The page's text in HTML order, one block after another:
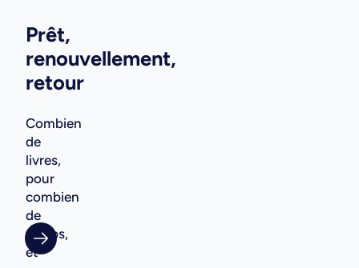
Prêt,
renouvellement,
retour
Combien
de
livres,
pour
combien
de
temps,
et